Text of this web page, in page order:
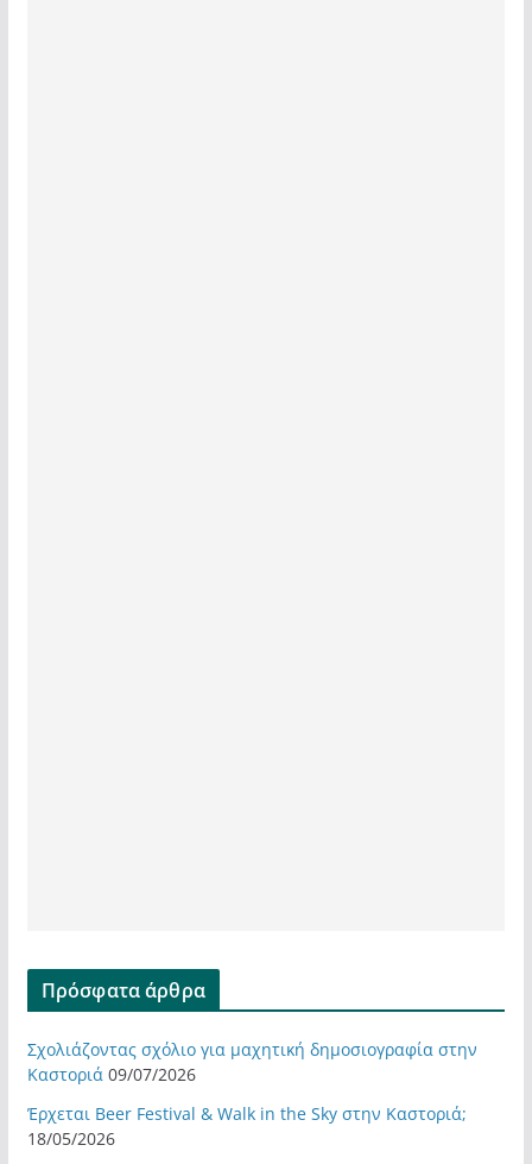
Πρόσφατα άρθρα
Σχολιάζοντας σχόλιο για μαχητική δημοσιογραφία στην
Καστοριά 09/07/2026
Έρχεται Beer Festival & Walk in the Sky στην Καστοριά;
18/05/2026